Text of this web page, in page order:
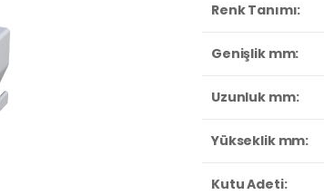
Renk Tanımı:
Genişlik mm:
Uzunluk mm:
Yükseklik mm:
Kutu Adeti: